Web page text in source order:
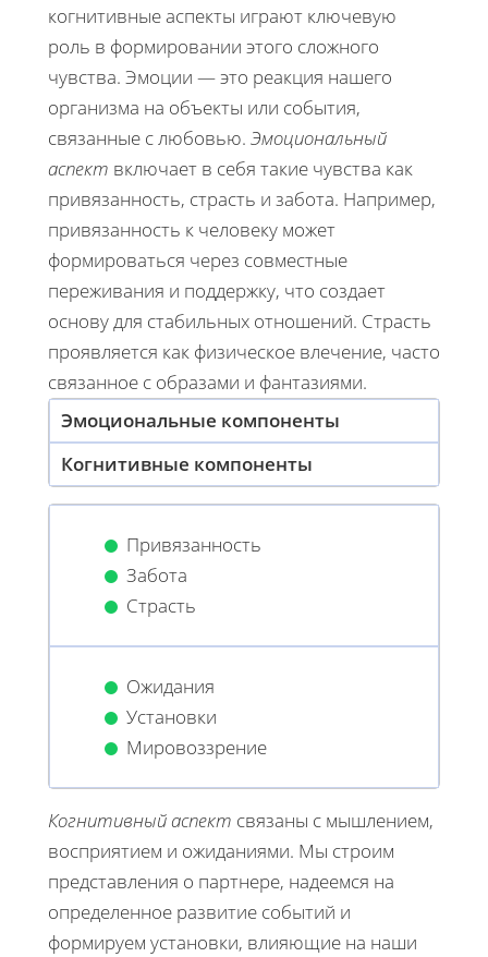
когнитивные аспекты играют ключевую
роль в формировании этого сложного
чувства. Эмоции — это реакция нашего
организма на объекты или события,
связанные с любовью. Эмоциональный
аспект включает в себя такие чувства как
привязанность, страсть и забота. Например,
привязанность к человеку может
формироваться через совместные
переживания и поддержку, что создает
основу для стабильных отношений. Страсть
проявляется как физическое влечение, часто
связанное с образами и фантазиями.
Эмоциональные компоненты
Когнитивные компоненты
Привязанность
Забота
Страсть
Ожидания
Установки
Мировоззрение
Когнитивный аспект связаны с мышлением,
восприятием и ожиданиями. Мы строим
представления о партнере, надеемся на
определенное развитие событий и
формируем установки, влияющие на наши